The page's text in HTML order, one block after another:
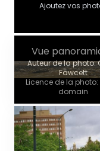
Ajoutez vos
Vue
Auteur de la photo:
Fawcett
Licence de la photo:
domain